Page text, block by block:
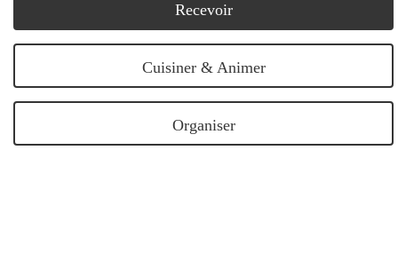
Recevoir
Cuisiner & Animer
Organiser